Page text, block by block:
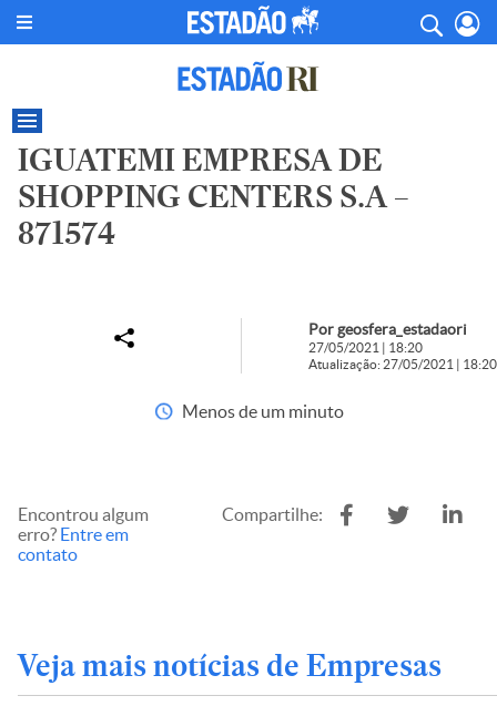
IGUATEMI EMPRESA DE
SHOPPING CENTERS S.A –
871574
Por geosfera_estadaori
27/05/2021 | 18:20
Atualização: 27/05/2021 | 18:20
Menos de um minuto
Encontrou algum
erro? Entre em
contato
Compartilhe:
Veja mais notícias de Empresas